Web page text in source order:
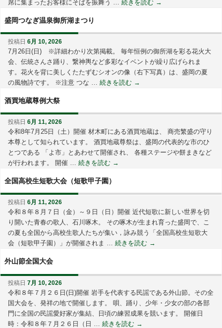
席に集まったお客様にそばを振舞う …続きを読む →
盛岡つなぎ温泉御所湖まつり
投稿日6月 10, 2026
7月26日(日) ※詳細わかり次第掲載。 毎年恒例の御所湖を彩る花火大
会、伝統さんさ踊り、繋神輿など多彩なイベントが繰り広げられま
す。花火を背に美しくたたずむシオンの像（右下写真）は、盛岡の夏
の風物詩です。 ※注意 つな …続きを読む →
酒買地蔵尊例大祭
投稿日6月 11, 2026
令和8年7月25日（土）開催 材木町にある酒買地蔵は、 商売繁盛の守り
本尊として知られています。 酒買地蔵尊祭は、盛岡の代表的な市のひ
とつである 「よ市」とあわせて開催され、 各種ステージや餅まきなど
が行われます。 開催 …続きを読む →
全国高校生短歌大会（短歌甲子園）
投稿日6月 11, 2026
令和８年８月７日（金）～９日（日）開催 近代短歌に新しい世界を切
り開いた青春の歌人、石川啄木。 その啄木が生まれ育った盛岡で、こ
の夏も全国から高校生歌人たちが集い，詠み競う「全国高校生短歌大
会（短歌甲子園）」が開催されま …続きを読む →
外山節全国大会
投稿日7月 10, 2026
令和８年７月２６日(日)開催 岩手を代表する民謡である外山節。その全
国大会を、発祥の地で開催します。 唄、踊り、少年・少女の部の各部
門に全国の民謡愛好家が集結、日頃の練習成果を競います。 開催日
時：令和８年７月２６日（日 …続きを読む →